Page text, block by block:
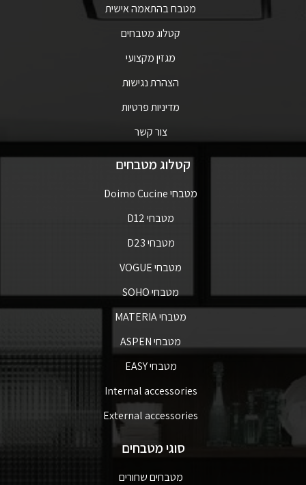
מטבח בהתאמה אישית
קטלוג מטבחים
מגזין מקצועי
הצהרת נגישות
מדיניות פרטיות
צור קשר
קטלוג מטבחים
מטבחי Doimo Cucine
מטבחי D12
מטבחי D23
מטבחי VOGUE
מטבחי SOHO
מטבחי MATERIA
מטבחי ASPEN
מטבחי EASY
Internal accessories
External accessories
סוגי מטבחים
מטבחים שחורים